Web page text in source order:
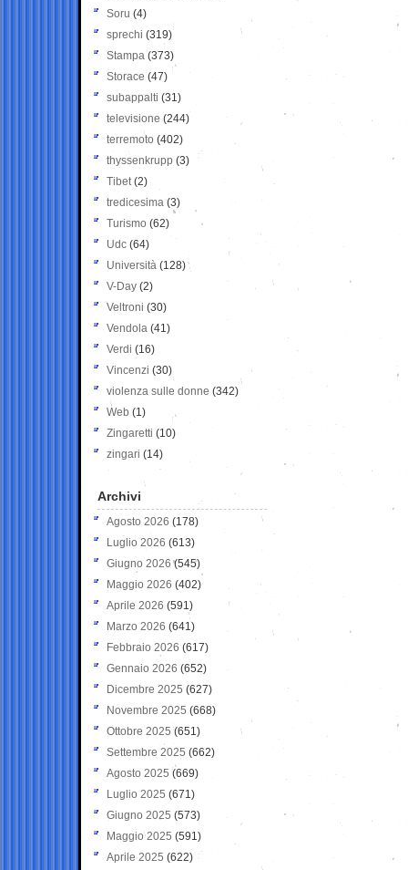
Soru (4)
sprechi (319)
Stampa (373)
Storace (47)
subappalti (31)
televisione(244)
terremoto (402)
thyssenkrupp (3)
Tibet(2)
tredicesima (3)
Turismo (62)
Udc (64)
Università (128)
V-Day (2)
Veltroni (30)
Vendola (41)
Verdi (16)
Vincenzi (30)
violenza sulle donne (342)
Web (1)
Zingaretti (10)
zingari (14)
Archivi
Agosto 2026 (178)
Luglio 2026 (613)
Giugno 2026 (545)
Maggio 2026 (402)
Aprile 2026 (591)
Marzo 2026 (641)
Febbraio 2026 (617)
Gennaio 2026 (652)
Dicembre 2025 (627)
Novembre 2025 (668)
Ottobre 2025 (651)
Settembre 2025 (662)
Agosto 2025 (669)
Luglio 2025 (671)
Giugno 2025 (573)
Maggio 2025 (591)
Aprile 2025 (622)